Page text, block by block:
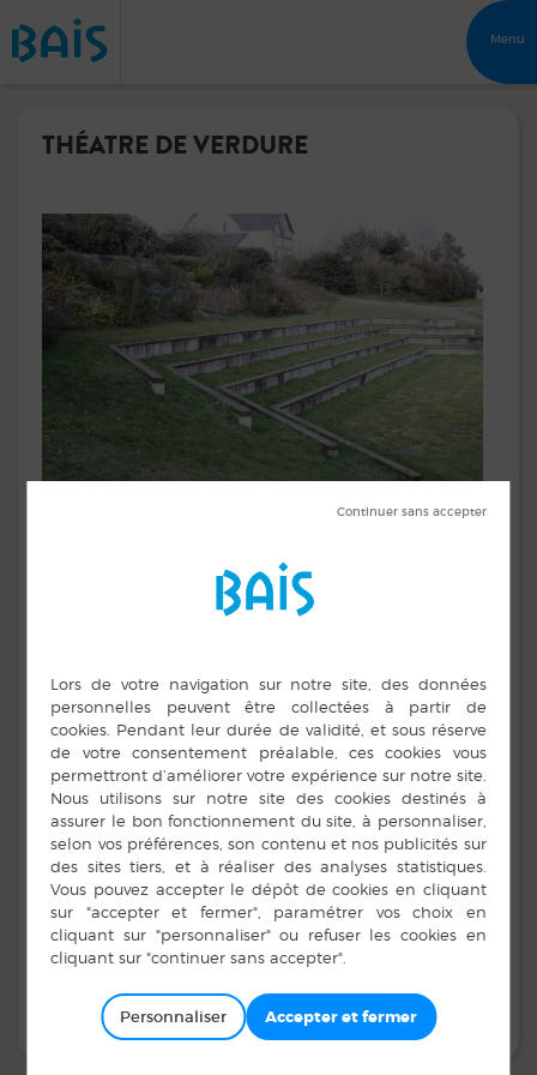
Menu
THÉATRE DE VERDURE
Chemin de Chantereine près du CRAPA
air avec des gradins pouvant accueillir 300 personnes.
Il a une forme d’amphithéâtre.
Personnaliser